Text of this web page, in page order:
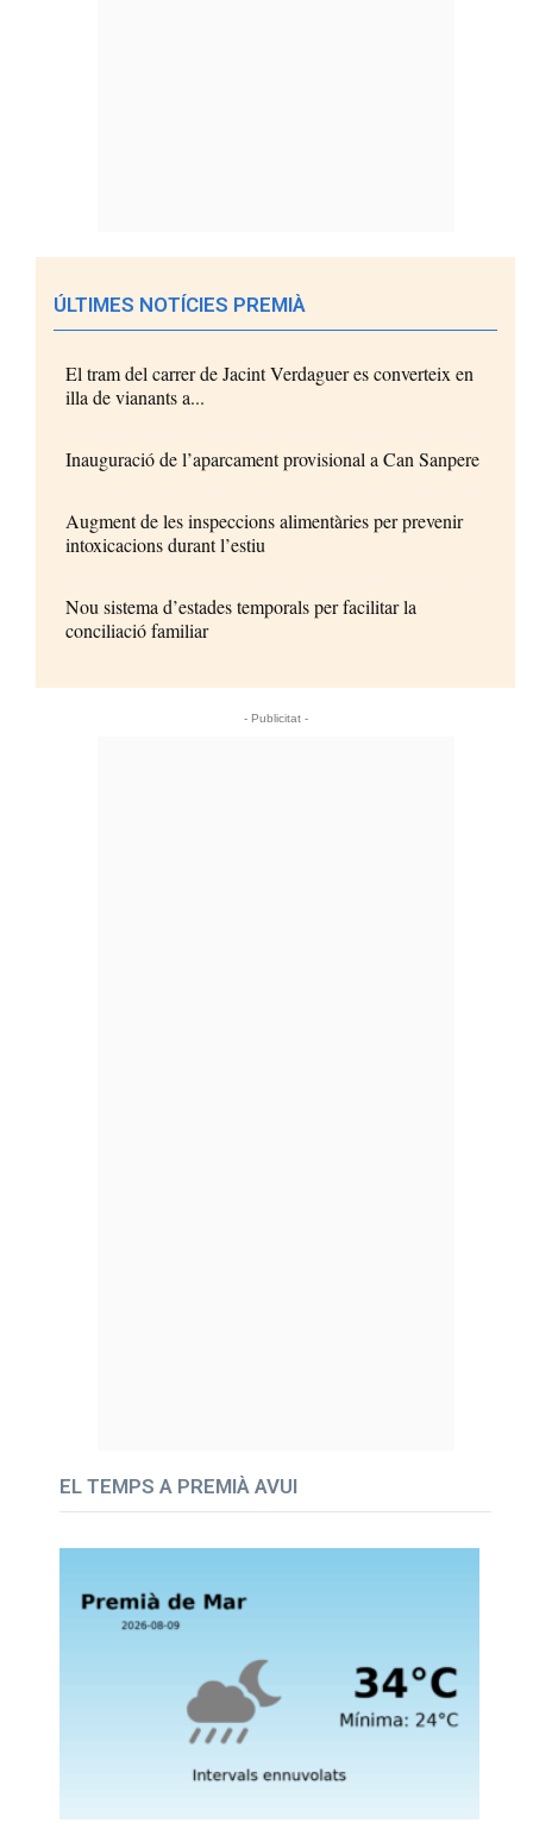
ÚLTIMES NOTÍCIES PREMIÀ
El tram del carrer de Jacint Verdaguer es converteix en
illa de vianants a...
Inauguració de l’aparcament provisional a Can Sanpere
Augment de les inspeccions alimentàries per prevenir
intoxicacions durant l’estiu
Nou sistema d’estades temporals per facilitar la
conciliació familiar
- Publicitat -
EL TEMPS A PREMIÀ AVUI